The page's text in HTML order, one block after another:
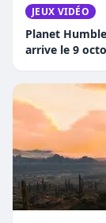
JEUX VIDÉO
Planet
arrive le 9